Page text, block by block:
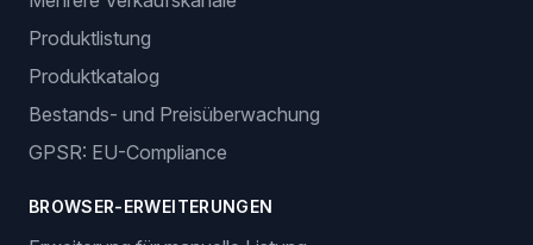
Produktlistung
Produktkatalog
Bestands- und Preisüberwachung
GPSR: EU-Compliance
BROWSER-ERWEITERUNGEN